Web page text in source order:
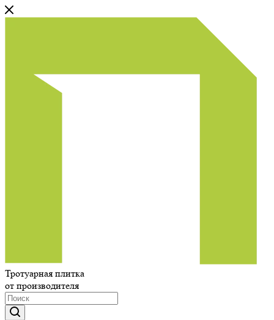
Тротуарная плитка
от производителя